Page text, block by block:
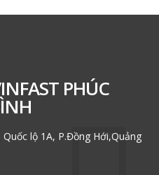
PHÚC
lộ 1A, P.Đồng Hới,Quảng